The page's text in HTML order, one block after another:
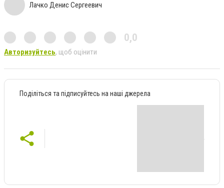
Лачко Денис Сергеевич
0,0
Авторизуйтесь, щоб оцінити
Поділіться та підписуйтесь на наші джерела